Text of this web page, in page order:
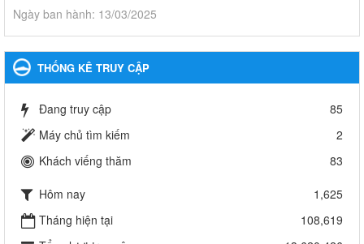
Ngày ban hành: 13/03/2025
Giáo dục và Đào tạo thành phố Bến Cát
Kế hoạch Phổ biến, giáo dục pháp luật năm 2025 của ngành
Ngày ban hành: 28/02/2025
vực giáo dục đào tạo thuộc hệ giáo dục quốc dân và cơ sở
và Đào tạo, Ủy ban nhân dân cấp huyện
Quyết định công bố thủ tục hành chính bị bãi bỏ trong lĩnh vực
giáo dục đào tạo thuộc hệ giáo dục quốc dân và cơ sở giáo dục
THỐNG KÊ TRUY CẬP
Đang truy cập
85
Máy chủ tìm kiếm
2
Khách viếng thăm
83
Hôm nay
1,625
Tháng hiện tại
108,619